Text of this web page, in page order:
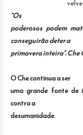
“Os
poderosos podem
conseguirão deter a
primavera inteira”. Che
O Che continua a ser
uma grande fonte de
contra a
desumanidade.